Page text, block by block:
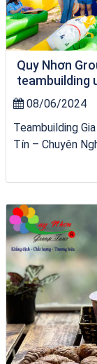
Quy Nhơn
teambuilding
08/06/2024
Teambuilding
Tín – Chuyên